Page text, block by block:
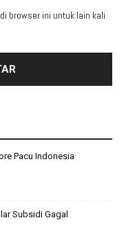
browser ini untuk lain kali
Pacu Indonesia
Subsidi Gagal